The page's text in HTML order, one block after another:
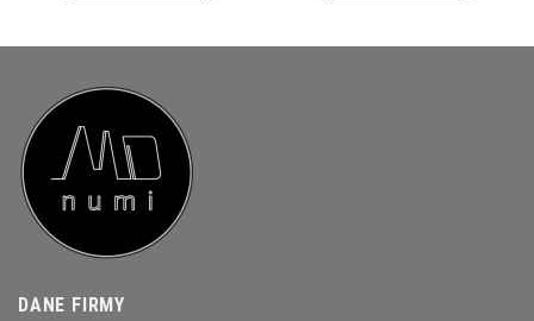
DANE FIRMY